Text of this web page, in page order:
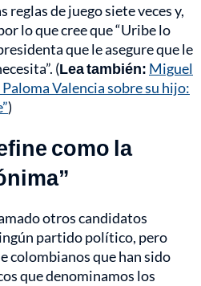
reglas de juego siete veces y,
lo que cree que “Uribe lo
que le asegure que le
(Lea también: Miguel
Valencia sobre su hijo:
)
como la
otros candidatos
partido político, pero
colombianos que han sido
que denominamos los